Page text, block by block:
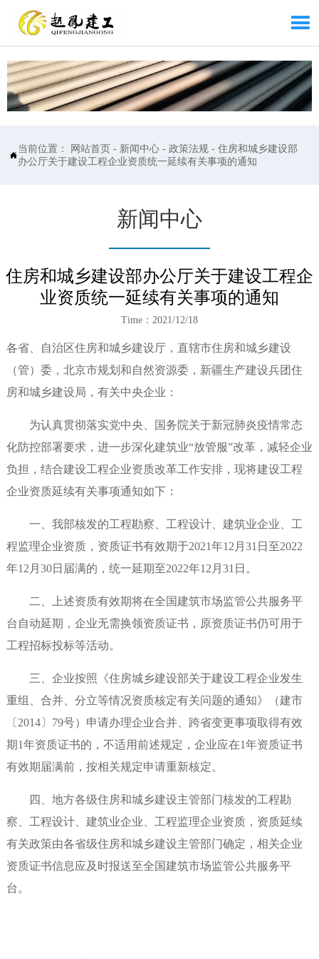


当前位置： 网站首页 - 新闻中心 -政策法规 -住房和城乡建设部
办公厅关于建设工程企业资质统一延续有关事项的通知
新闻中心
住房和城乡建设部办公厅关于建设工程企
业资质统一延续有关事项的通知
Time：2021/12/18
各省、自治区住房和城乡建设厅，直辖市住房和城乡建设
（管）委，北京市规划和自然资源委，新疆生产建设兵团住
房和城乡建设局，有关中央企业：
为认真贯彻落实党中央、国务院关于新冠肺炎疫情常态
化防控部署要求，进一步深化建筑业“放管服”改革，减轻企业
负担，结合建设工程企业资质改革工作安排，现将建设工程
企业资质延续有关事项通知如下：
一、我部核发的工程勘察、工程设计、建筑业企业、工
程监理企业资质，资质证书有效期于2021年12月31日至2022
年12月30日届满的，统一延期至2022年12月31日。
二、上述资质有效期将在全国建筑市场监管公共服务平
台自动延期，企业无需换领资质证书，原资质证书仍可用于
工程招标投标等活动。
三、企业按照《住房城乡建设部关于建设工程企业发生
重组、合并、分立等情况资质核定有关问题的通知》（建市
〔2014〕79号）申请办理企业合并、跨省变更事项取得有效
期1年资质证书的，不适用前述规定，企业应在1年资质证书
有效期届满前，按相关规定申请重新核定。
四、地方各级住房和城乡建设主管部门核发的工程勘
察、工程设计、建筑业企业、工程监理企业资质，资质延续
有关政策由各省级住房和城乡建设主管部门确定，相关企业
资质证书信息应及时报送至全国建筑市场监管公共服务平
台。